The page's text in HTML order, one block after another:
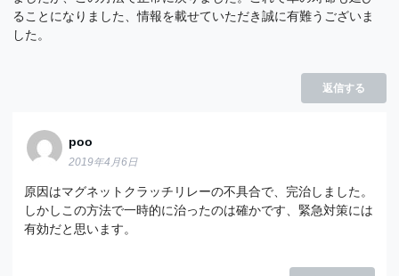
ることになりました、情報を載せていただき誠に有難うございま
した。
返信する
poo
2019年4月6日
原因はマグネットクラッチリレーの不具合で、完治しました。
しかしこの方法で一時的に治ったのは確かです、緊急対策には
有効だと思います。